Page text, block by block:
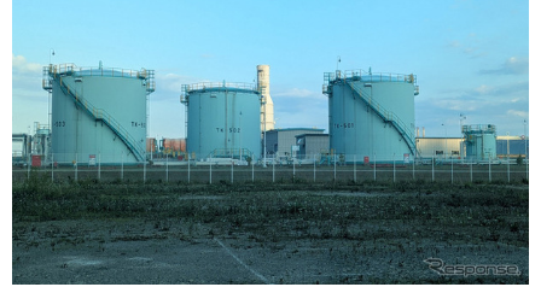
ショップレポート 愛車 File
自動車豆知識 ストップ！不具合修理＆粗悪修理
鈑金・塗装
ディテイリング
ディテイリング 洗車
ヘッドライト磨き コーティング
フィルム・ラッピング
鈑金・塗装
小キズ直し 防錆
特集記事
ストップ 不具合修理＆粗悪修理
カーメーカー「旧車」関連プロジェ
クト
ショップ紹介
ショップレポート プロショップ検索
レストア